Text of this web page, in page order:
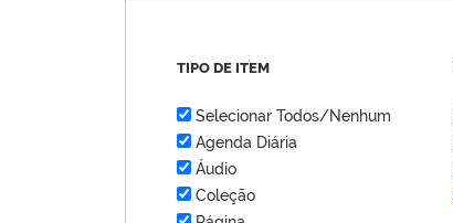
TIPO DE ITEM
Selecionar Todos/Nenhum
Agenda Diária
Áudio
Coleção